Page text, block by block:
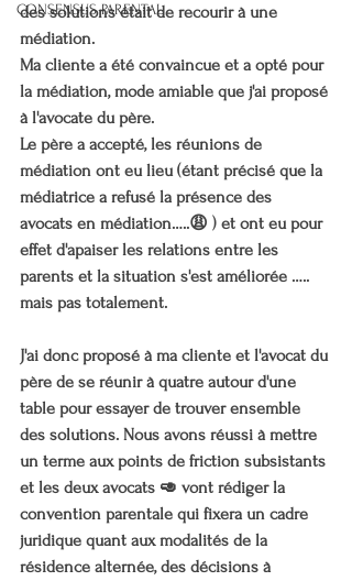
CONSENSUS PARENTAL
des solutions était de recourir à une
médiation.
Ma cliente a été convaincue et a opté pour
la médiation, mode amiable que j'ai proposé
à l'avocate du père.
Le père a accepté, les réunions de
médiation ont eu lieu (étant précisé que la
médiatrice a refusé la présence des
avocats en médiation…..😩 ) et ont eu pour
effet d'apaiser les relations entre les
parents et la situation s'est améliorée …..
mais pas totalement.
J'ai donc proposé à ma cliente et l'avocat du
père de se réunir à quatre autour d'une
table pour essayer de trouver ensemble
des solutions. Nous avons réussi à mettre
un terme aux points de friction subsistants
et les deux avocats 🥑 vont rédiger la
convention parentale qui fixera un cadre
juridique quant aux modalités de la
résidence alternée, des décisions à